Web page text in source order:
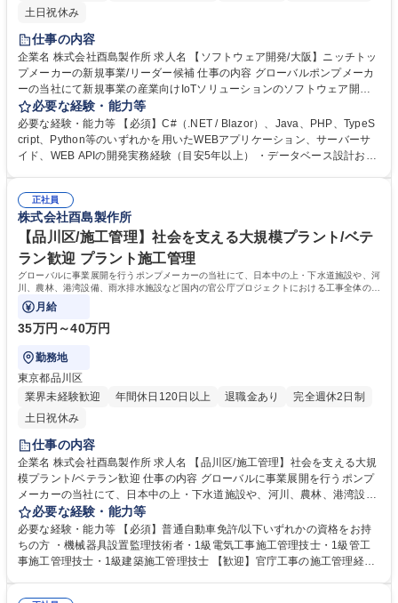
土日祝休み
仕事の内容
企業名 株式会社酉島製作所 求人名 【ソフトウェア開発/大阪】ニッチトッ
プメーカーの新規事業/リーダー候補 仕事の内容 グローバルポンプメーカ
ーの当社にて新規事業の産業向けIoTソリューションのソフトウェア開発
のリーダーをお任せいたします。新規ビジネスにつなげていただくことを
期待しています。 TR-COMクラウドおよびWEBアプリケーション、APIサ
ーバーの新機能企画、アーキテクチャ設計、開発、リリース、運用保守に
おける一連の工程をお任せいたします。※ハードウェア領域（センサー物
集職種 【ソフトウェア開発/大阪】ニッチトップメーカーの新規事業/リー
ダー候補
必要な経験・能力等
必要な経験・能力等 【必須】C#（.NET / Blazor）、Java、PHP、TypeS
cript、Python等のいずれかを用いたWEBアプリケーション、サーバーサ
イド、WEB APIの開発実務経験（目安5年以上） ・データベース設計およ
質保証・リリース運用保守）に一貫して携わった経験 ・PL、テックリー
ド、またはコアメンバーとして、他メンバーの成果物に対するコードレビ
ューや品質ジャッジを行い、システム全体のデリバリー品質に責任を持っ
た経験 学歴・資格 学歴：大学院 大学 高専 短大 語学力： 資格：
正社員
株式会社酉島製作所
【品川区/施工管理】社会を支える大規模プラント/ベテ
ラン歓迎 プラント施工管理
グローバルに事業展開を行うポンプメーカーの当社にて、日本中の上・下水道施設や、河
川、農林、港湾設備、雨水排水施設など国内の官公庁プロジェクトにおける工事全体の管
理を行います。
月給
35万円～40万円
勤務地
東京都品川区
業界未経験歓迎
年間休日120日以上 退職金あり
完全週休2日制
土日祝休み
仕事の内容
企業名 株式会社酉島製作所 求人名 【品川区/施工管理】社会を支える大規
模プラント/ベテラン歓迎 仕事の内容 グローバルに事業展開を行うポンプ
メーカーの当社にて、日本中の上・下水道施設や、河川、農林、港湾設
備、雨水排水施設など国内の官公庁プロジェクトにおける工事全体の管理
を行います。 ■ポンプはプラントの基幹装置でハイテクポンプメーカーで
あるため元請けとして、プロジェクト全体を仕切ることが多くなります。
■現場代理人として、工事計画の策定、現場予算の管理、 現場の進捗管
必要な経験・能力等
必要な経験・能力等 【必須】普通自動車免許/以下いずれかの資格をお持
ちの方 ・機械器具設置監理技術者・1級電気工事施工管理技士・1級管工
事施工管理技士・1級建築施工管理技士 【歓迎】官庁工事の施工管理経験